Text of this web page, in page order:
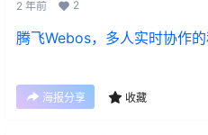
2 年前 2
腾飞Webos，多人实时协作
海报分享 收藏